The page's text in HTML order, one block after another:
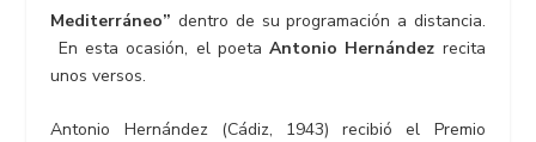
Mediterráneo” dentro de su programación a distancia.
En esta ocasión, el poetaAntonio Hernández recita
unos versos.
Antonio Hernández (Cádiz, 1943) recibió el Premio